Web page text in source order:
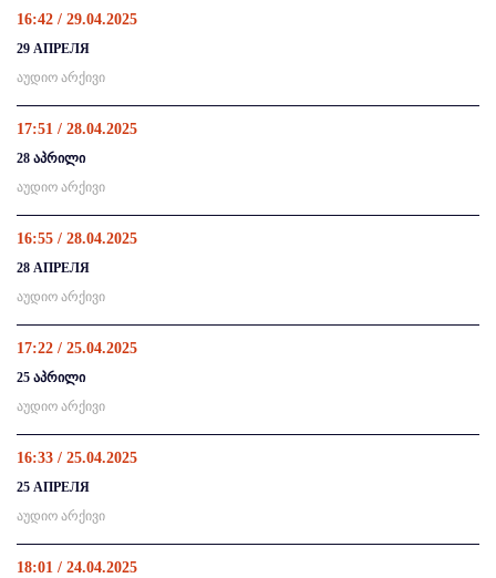
16:42 / 29.04.2025
29 АПРЕЛЯ
აუდიო არქივი
17:51 / 28.04.2025
28 აპრილი
აუდიო არქივი
16:55 / 28.04.2025
28 АПРЕЛЯ
აუდიო არქივი
17:22 / 25.04.2025
25 აპრილი
აუდიო არქივი
16:33 / 25.04.2025
25 АПРЕЛЯ
აუდიო არქივი
18:01 / 24.04.2025